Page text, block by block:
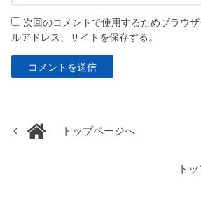
次回のコメントで使用するためブラウ
ルアドレス、サイトを保存する。
トップページへ
ト